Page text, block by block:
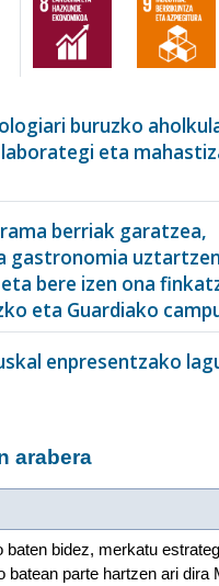
buruzko
eta
berriak garatzea,
gastronomia
bere izen ona
eta Guardiako
enpresentzako
arabera
bidez, merkatu
parte hartzen ari dira